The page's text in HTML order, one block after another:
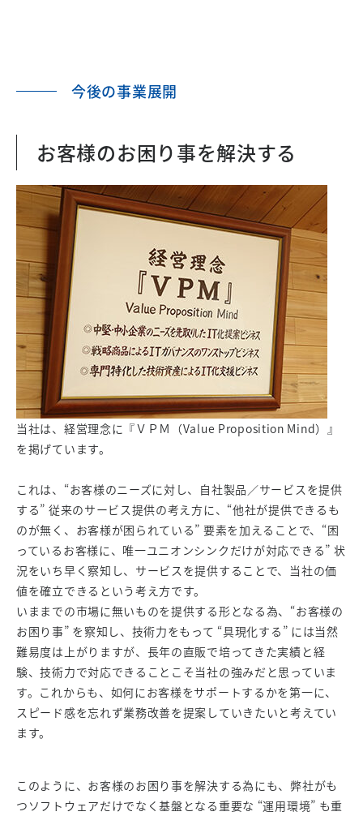
今後の事業展開
お客様のお困り事を解決する
当社は、経営理念に『ＶＰＭ（Value Proposition Mind）』
を掲げています。
これは、“お客様のニーズに対し、自社製品／サービスを提供
する” 従来のサービス提供の考え方に、“他社が提供できるも
のが無く、お客様が困られている” 要素を加えることで、“困
っているお客様に、唯一ユニオンシンクだけが対応できる” 状
況をいち早く察知し、サービスを提供することで、当社の価
値を確立できるという考え方です。
いままでの市場に無いものを提供する形となる為、“お客様の
お困り事” を察知し、技術力をもって “具現化する” には当然
難易度は上がりますが、長年の直販で培ってきた実績と経
験、技術力で対応できることこそ当社の強みだと思っていま
す。これからも、如何にお客様をサポートするかを第一に、
スピード感を忘れず業務改善を提案していきたいと考えてい
ます。
このように、お客様のお困り事を解決する為にも、弊社がも
つソフトウェアだけでなく基盤となる重要な “運用環境” も重